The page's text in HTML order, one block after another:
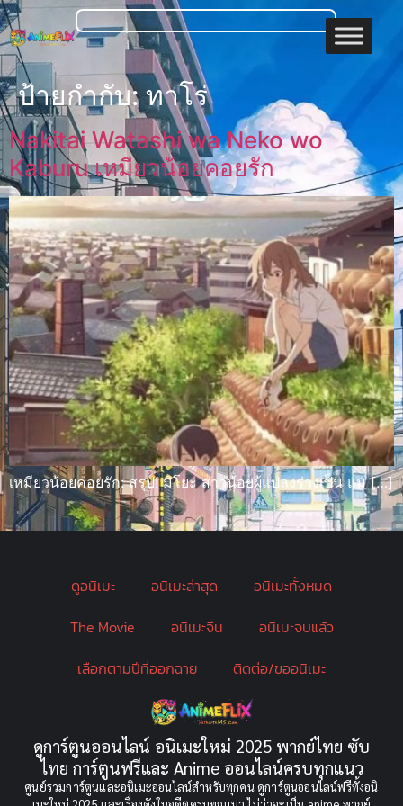
ป้ายกำกับ:ทาโร่
Nakitai Watashi wa Neko wo
Kaburu เหมียวน้อยคอยรัก
เหมียวน้อยคอยรัก: สรุป! มิโยะ สาวน้อยผู้แปลงร่างเป็น แม […]
ดูอนิเมะ อนิเมะล่าสุด
อนิเมะทั้งหมด
The Movie
อนิเมะจีน
อนิเมะจบแล้ว
เลือกตามปีที่ออกฉาย
ติดต่อ/ขออนิเมะ
ดูการ์ตูนออนไลน์ อนิเมะใหม่ 2025 พากย์ไทย ซับ
ไทย การ์ตูนฟรีและ Anime ออนไลน์ครบทุกแนว
ศูนย์รวมการ์ตูนและอนิเมะออนไลน์สำหรับทุกคน ดูการ์ตูนออนไลน์ฟรีทั้งอนิ